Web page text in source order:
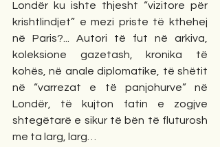
Londër ku ishte thjesht “vizitore për
krishtlindjet” e mezi priste të kthehej
në Paris?... Autori të fut në arkiva,
koleksione gazetash, kronika të
kohës, në anale diplomatike, të shëtit
në “varrezat e të panjohurve” në
Londër, të kujton fatin e zogjve
shtegëtarë e sikur të bën të fluturosh
me ta larg, larg…